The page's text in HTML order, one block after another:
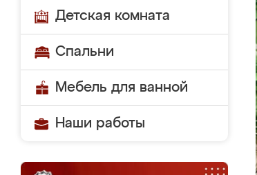
Детская комната
Спальни
Мебель для ванной
Наши работы